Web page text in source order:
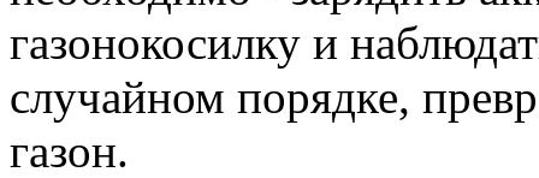
газонокосилку и
случайном порядке,
газон.